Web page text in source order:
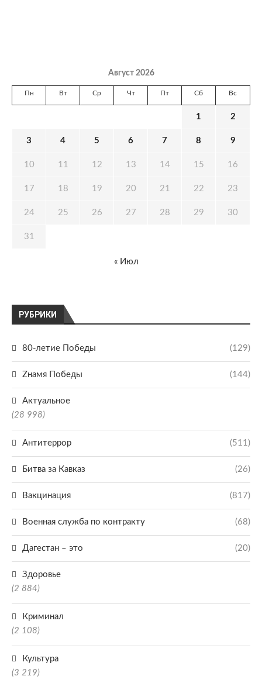
РУБРИКИ
80-летие Победы (129)
Zнамя Победы (144)
Актуальное
(28 998)
Антитеррор (511)
Битва за Кавказ (26)
Вакцинация (817)
Военная служба по контракту (68)
Дагестан – это (20)
Здоровье
(2 884)
Криминал
(2 108)
Культура
(3 219)
Август 2026
Пн Вт Ср Чт Пт Сб Вс
1 2
3 4 5 6 7 8 9
10 11 12 13 14 15 16
17 18 19 20 21 22 23
24 25 26 27 28 29 30
31
« Июл